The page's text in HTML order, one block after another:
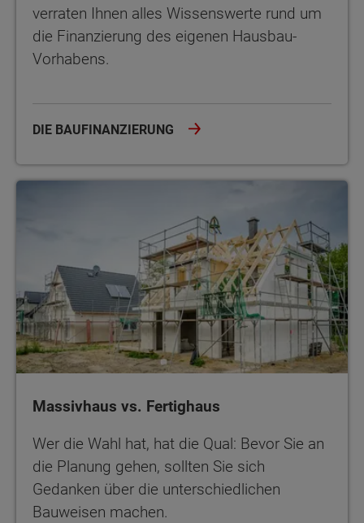
verraten Ihnen alles Wissenswerte rund um
die Finanzierung des eigenen Hausbau-
Vorhabens.
DIE BAUFINANZIERUNG
Massivhaus vs. Fertighaus
Wer die Wahl hat, hat die Qual: Bevor Sie an
die Planung gehen, sollten Sie sich
Gedanken über die unterschiedlichen
Bauweisen machen.